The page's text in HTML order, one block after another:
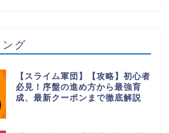
グ
【スライム軍団】【攻略】初心者
必見！序盤の進め方から最強育
成、最新クーポンまで徹底解説